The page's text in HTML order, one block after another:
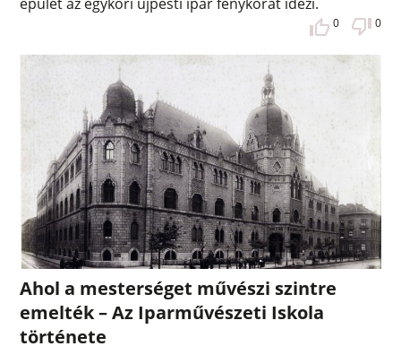
épület az egykori újpesti ipar fénykorát idézi.
0 0
Ahol a mesterséget művészi szintre
emelték – Az Iparművészeti Iskola
története